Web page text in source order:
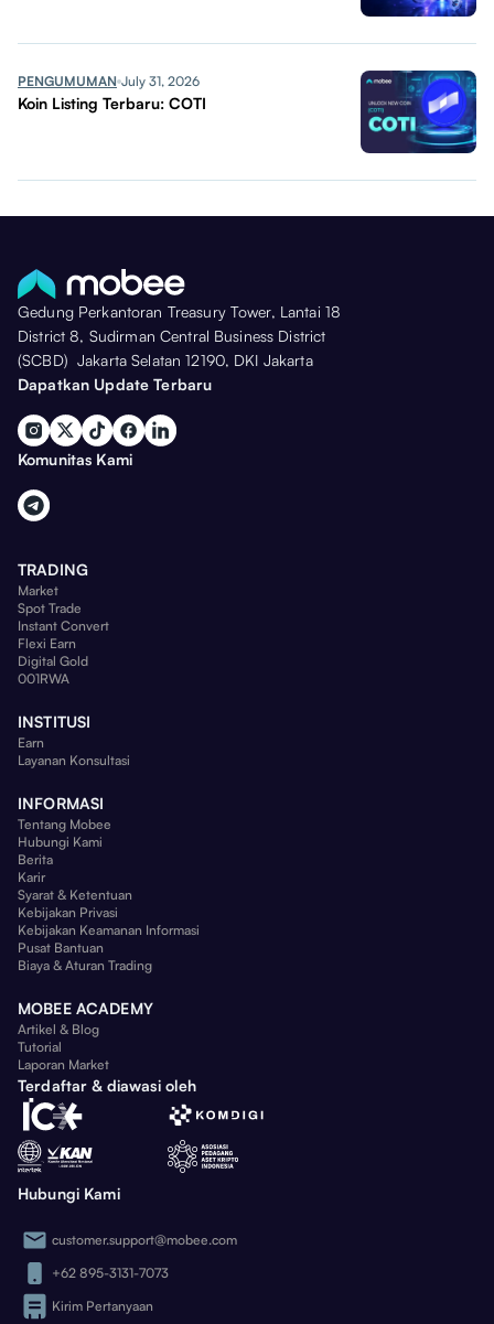
PENGUMUMAN July 31, 2026
Koin Listing Terbaru: COTI
Gedung Perkantoran Treasury Tower, Lantai 18
District 8, Sudirman Central Business District
(SCBD) Jakarta Selatan 12190, DKI Jakarta
Dapatkan Update Terbaru
Komunitas Kami
TRADING
Market
Spot Trade
Instant Convert
Flexi Earn
Digital Gold
001RWA
INSTITUSI
Earn
Layanan Konsultasi
INFORMASI
Tentang Mobee
Hubungi Kami
Berita
Karir
Syarat & Ketentuan
Kebijakan Privasi
Kebijakan Keamanan Informasi
Pusat Bantuan
Biaya & Aturan Trading
MOBEE ACADEMY
Artikel & Blog
Tutorial
Laporan Market
Terdaftar & diawasi oleh
Hubungi Kami
customer.support@mobee.com
+62 895-3131-7073
Kirim Pertanyaan